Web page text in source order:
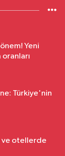
Yeni
Türkiye'nin
ve otellerde